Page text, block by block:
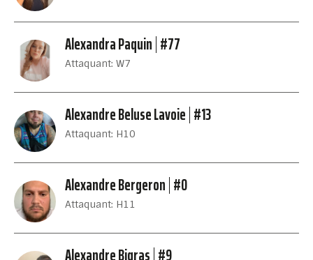
Alexandra Paquin #77
Attaquant: W7
Alexandre Beluse Lavoie #13
Attaquant: H10
Alexandre Bergeron #0
Attaquant: H11